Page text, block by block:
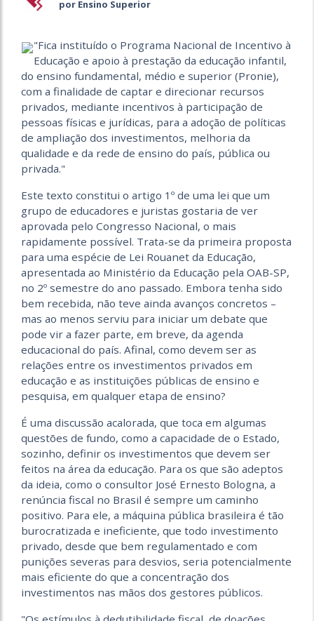
por Ensino Superior
"Fica instituído o Programa Nacional de Incentivo à
Educação e apoio à prestação da educação infantil,
do ensino fundamental, médio e superior (Pronie),
com a finalidade de captar e direcionar recursos
privados, mediante incentivos à participação de
pessoas físicas e jurídicas, para a adoção de políticas
de ampliação dos investimentos, melhoria da
qualidade e da rede de ensino do país, pública ou
privada."
Este texto constitui o artigo 1º de uma lei que um
grupo de educadores e juristas gostaria de ver
aprovada pelo Congresso Nacional, o mais
rapidamente possível. Trata-se da primeira proposta
para uma espécie de Lei Rouanet da Educação,
apresentada ao Ministério da Educação pela OAB-SP,
no 2º semestre do ano passado. Embora tenha sido
bem recebida, não teve ainda avanços concretos –
mas ao menos serviu para iniciar um debate que
pode vir a fazer parte, em breve, da agenda
educacional do país. Afinal, como devem ser as
relações entre os investimentos privados em
educação e as instituições públicas de ensino e
pesquisa, em qualquer etapa de ensino?
É uma discussão acalorada, que toca em algumas
questões de fundo, como a capacidade de o Estado,
sozinho, definir os investimentos que devem ser
feitos na área da educação. Para os que são adeptos
da ideia, como o consultor José Ernesto Bologna, a
renúncia fiscal no Brasil é sempre um caminho
positivo. Para ele, a máquina pública brasileira é tão
burocratizada e ineficiente, que todo investimento
privado, desde que bem regulamentado e com
punições severas para desvios, seria potencialmente
mais eficiente do que a concentração dos
investimentos nas mãos dos gestores públicos.